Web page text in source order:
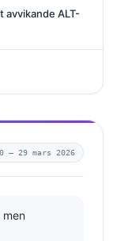
avvikande ALT-
— 29 mars 2026
men